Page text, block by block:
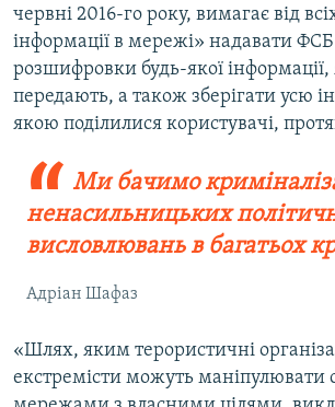
червні 2016-го року, вимагає від
інформації в мережі» надавати ФСБ
розшифровки будь-якої
передають, а також зберігати усю
якою поділилися користувачі,
Ми бачимо
ненасильницьких
висловлювань в багатьох
Адріан Шафаз
«Шлях, яким терористичні
екстремісти можуть маніпулювати